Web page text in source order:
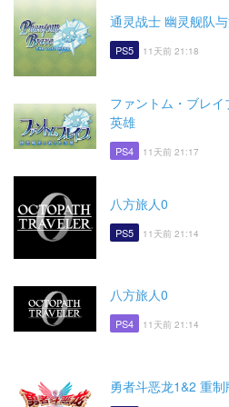
通灵战士 幽灵舰队
PS5 11天前 21:18
ファントム・ブレ
英雄
PS4 11天前 21:17
八方旅人0
PS5 11天前 21:14
八方旅人0
PS4 11天前 21:14
勇者斗恶龙1&2 重制